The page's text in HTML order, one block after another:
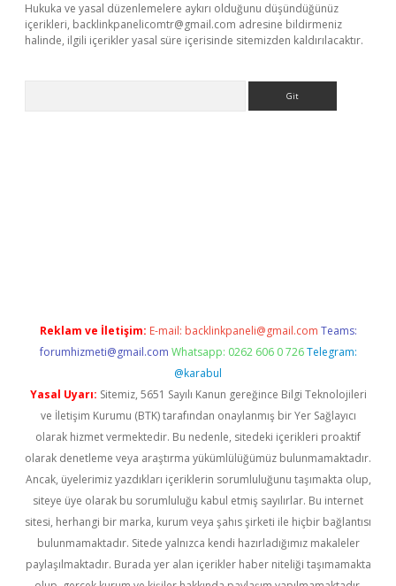
Hukuka ve yasal düzenlemelere aykırı olduğunu düşündüğünüz
içerikleri, backlinkpanelicomtr@gmail.com adresine bildirmeniz
halinde, ilgili içerikler yasal süre içerisinde sitemizden kaldırılacaktır.
Reklam ve İletişim: E-mail: backlinkpaneli@gmail.com Teams:
forumhizmeti@gmail.com Whatsapp: 0262 606 0 726 Telegram:
@karabul
Yasal Uyarı: Sitemiz, 5651 Sayılı Kanun gereğince Bilgi Teknolojileri
ve İletişim Kurumu (BTK) tarafından onaylanmış bir Yer Sağlayıcı
olarak hizmet vermektedir. Bu nedenle, sitedeki içerikleri proaktif
olarak denetleme veya araştırma yükümlülüğümüz bulunmamaktadır.
Ancak, üyelerimiz yazdıkları içeriklerin sorumluluğunu taşımakta olup,
siteye üye olarak bu sorumluluğu kabul etmiş sayılırlar. Bu internet
sitesi, herhangi bir marka, kurum veya şahıs şirketi ile hiçbir bağlantısı
bulunmamaktadır. Sitede yalnızca kendi hazırladığımız makaleler
paylaşılmaktadır. Burada yer alan içerikler haber niteliği taşımamakta